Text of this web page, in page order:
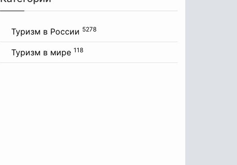
Туризм в России 5278
Туризм в мире 118